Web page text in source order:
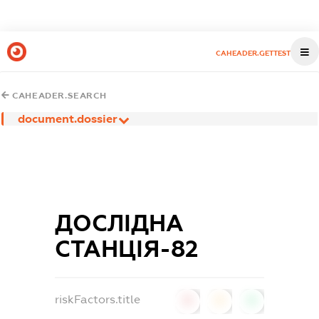
CAHEADER.GETTEST
CAHEADER.SEARCH
document.dossier
ДОСЛІДНА
СТАНЦІЯ-82
riskFactors.title